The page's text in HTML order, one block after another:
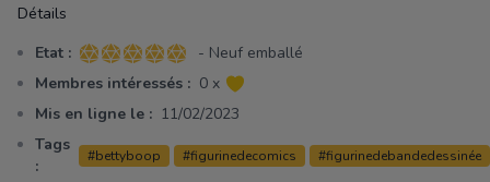
Détails
Etat : 5 sur 5 étoiles
- Neuf emballé
Membres intéressés : 0 x
Mis en ligne le : 11/02/2023
Tags
:
#bettyboop #figurinedecomics #figurinedebandedessinée